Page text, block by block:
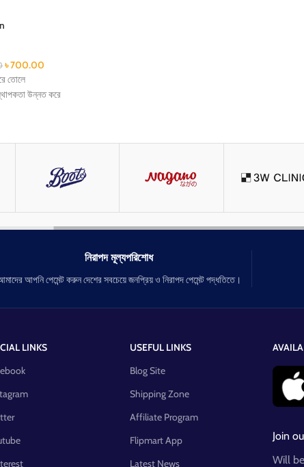
৳700.00
তোলে
উন্নত করে
নিরাপদ মূল্যপরিশোধ
আপনি পেমেন্ট করুন দেশের সবচেয়ে জনপ্রিয় ও নিরাপদ পেমেন্ট পদ্ধতিতে।
LINKS
USEFUL LINKS
Blog Site
Shipping Zone
Affiliate Program
Flipmart App
Latest News
Join
Will